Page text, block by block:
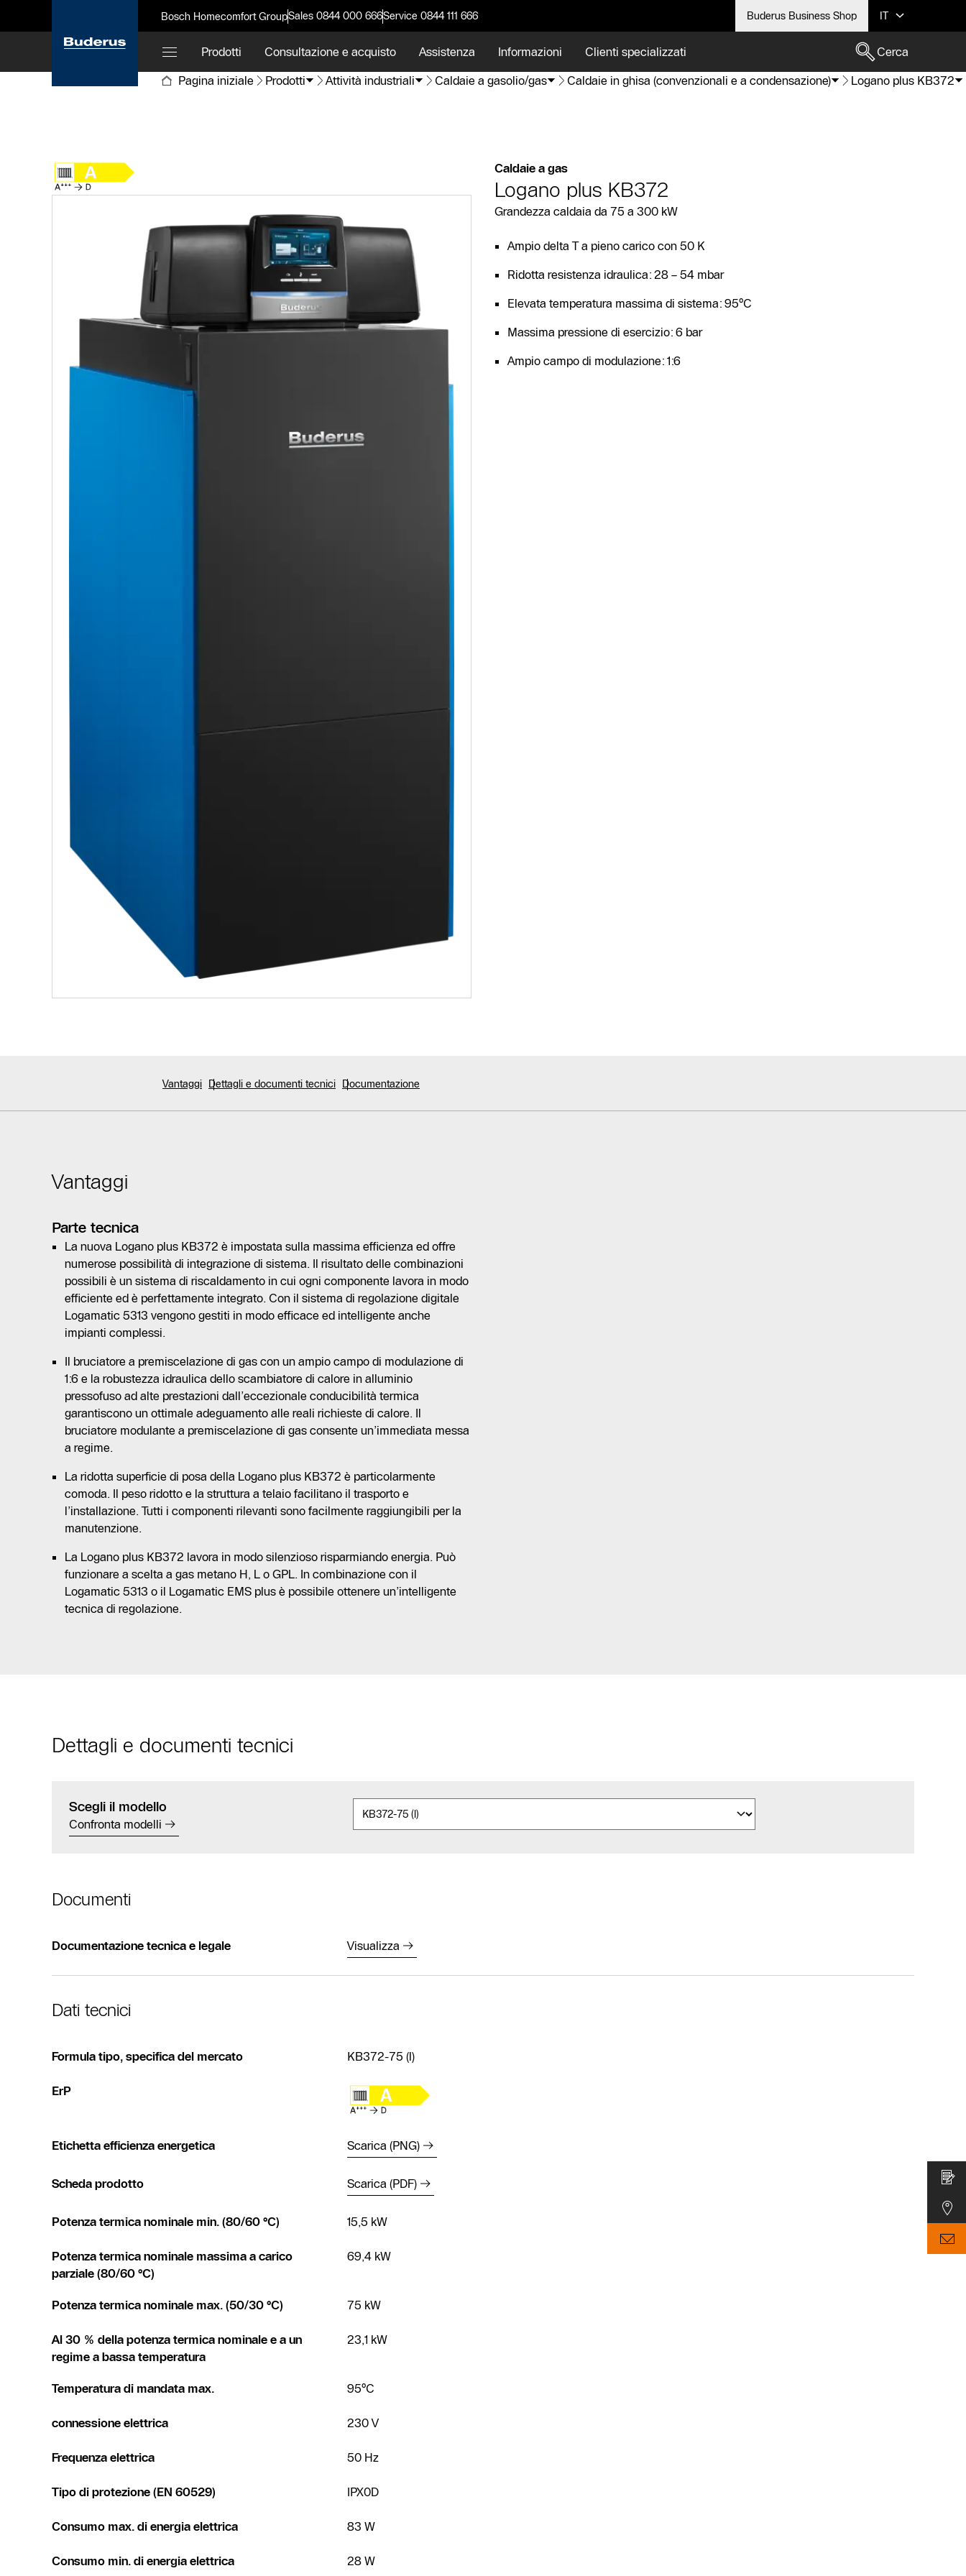
Bosch Homecomfort GroupSales 0844 000 666Service 0844 111 666 Buderus Business Shop IT
Prodotti Consultazione e acquisto Assistenza Informazioni Clienti specializzati
Cerca
Pagina iniziale
Prodotti Attività industriali Caldaie a gasolio/gas Caldaie in ghisa (convenzionali e a condensazione) Logano plus KB372
Caldaie a gas
Logano plus KB372
Grandezza caldaia da 75 a 300 kW
Ampio delta T a pieno carico con 50 K
Ridotta resistenza idraulica: 28 – 54 mbar
Elevata temperatura massima di sistema: 95°C
Massima pressione di esercizio: 6 bar
Ampio campo di modulazione: 1:6
Vantaggi Dettagli e documenti tecnici Documentazione
Vantaggi
Parte tecnica
La nuova Logano plus KB372 è impostata sulla massima efficienza ed offre
numerose possibilità di integrazione di sistema. Il risultato delle combinazioni
possibili è un sistema di riscaldamento in cui ogni componente lavora in modo
efficiente ed è perfettamente integrato. Con il sistema di regolazione digitale
Logamatic 5313 vengono gestiti in modo efficace ed intelligente anche
impianti complessi.
Il bruciatore a premiscelazione di gas con un ampio campo di modulazione di
1:6 e la robustezza idraulica dello scambiatore di calore in alluminio
pressofuso ad alte prestazioni dall’eccezionale conducibilità termica
garantiscono un ottimale adeguamento alle reali richieste di calore. Il
bruciatore modulante a premiscelazione di gas consente un’immediata messa
a regime.
La ridotta superficie di posa della Logano plus KB372 è particolarmente
comoda. Il peso ridotto e la struttura a telaio facilitano il trasporto e
l’installazione. Tutti i componenti rilevanti sono facilmente raggiungibili per la
manutenzione.
La Logano plus KB372 lavora in modo silenzioso risparmiando energia. Può
funzionare a scelta a gas metano H, L o GPL. In combinazione con il
Logamatic 5313 o il Logamatic EMS plus è possibile ottenere un’intelligente
tecnica di regolazione.
Dettagli e documenti tecnici
Scegli il modello
Confronta modelli
Documenti
Documentazione tecnica e legale Visualizza
Dati tecnici
Formula tipo, specifica del mercato KB372-75 (l)
ErP
Etichetta efficienza energetica Scarica (PNG)
Scheda prodotto Scarica (PDF)
Potenza termica nominale min. (80/60 °C) 15,5 kW
Potenza termica nominale massima a carico
parziale (80/60 °C)
69,4 kW
Potenza termica nominale max. (50/30 °C) 75 kW
Al 30 % della potenza termica nominale e a un
regime a bassa temperatura
23,1 kW
Temperatura di mandata max. 95°C
connessione elettrica 230 V
Frequenza elettrica 50 Hz
Tipo di protezione (EN 60529) IPX0D
Consumo max. di energia elettrica 83 W
Consumo min. di energia elettrica 28 W